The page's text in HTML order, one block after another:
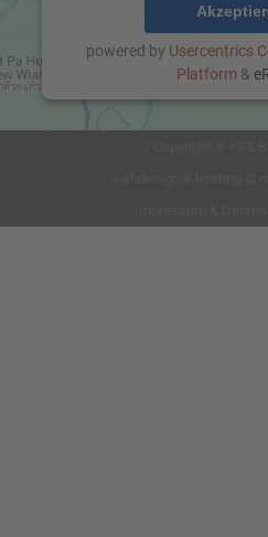
powered by Usercentrics
Platform &